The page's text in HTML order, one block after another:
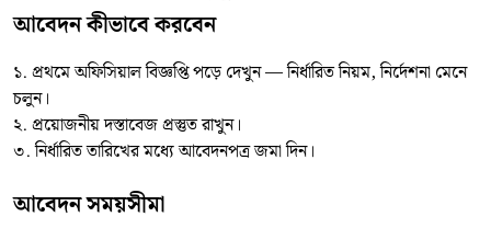
আবেদন কীভাবে করবেন
১. প্রথমে অফিসিয়াল বিজ্ঞপ্তি পড়ে দেখুন — নির্ধারিত নিয়ম, নির্দেশনা মেনে
চলুন।
২. প্রয়োজনীয় দস্তাবেজ প্রস্তুত রাখুন।
৩. নির্ধারিত তারিখের মধ্যে আবেদনপত্র জমা দিন।
আবেদন সময়সীমা